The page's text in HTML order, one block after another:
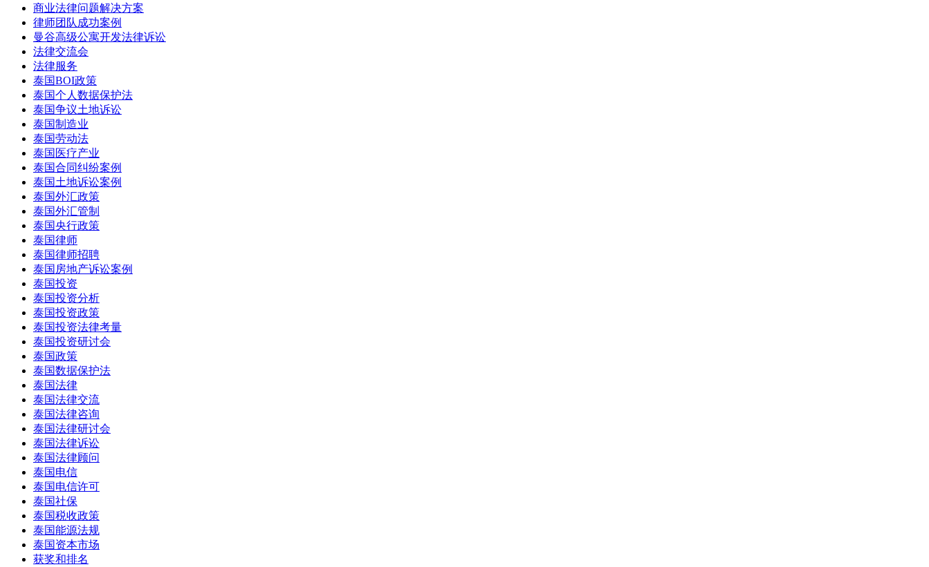
商业法律问题解决方案
律师团队成功案例
曼谷高级公寓开发法律诉讼
法律交流会
法律服务
泰国BOI政策
泰国个人数据保护法
泰国争议土地诉讼
泰国制造业
泰国劳动法
泰国医疗产业
泰国合同纠纷案例
泰国土地诉讼案例
泰国外汇政策
泰国外汇管制
泰国央行政策
泰国律师
泰国律师招聘
泰国房地产诉讼案例
泰国投资
泰国投资分析
泰国投资政策
泰国投资法律考量
泰国投资研讨会
泰国政策
泰国数据保护法
泰国法律
泰国法律交流
泰国法律咨询
泰国法律研讨会
泰国法律诉讼
泰国法律顾问
泰国电信
泰国电信许可
泰国社保
泰国税收政策
泰国能源法规
泰国资本市场
获奖和排名